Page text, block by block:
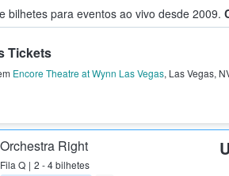
bilhetes para eventos ao vivo desde 2009.
compram e vendem
Tickets
Encore Theatre at Wynn Las Vegas, Las Vegas,
Orchestra Right
Fila Q
2 - 4 bilhetes